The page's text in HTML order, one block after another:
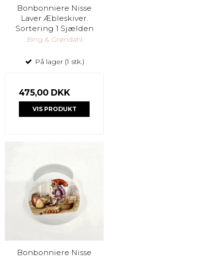
Bonbonniere Nisse
Laver Æbleskiver.
Sortering 1 Sjælden
Bing & Grøndahl
På lager (1 stk.)
475,00 DKK
VIS PRODUKT
Bonbonniere Nisse